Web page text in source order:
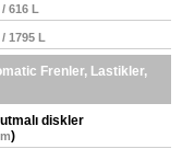
/ 616 L
/ 1795 L
Frenler, Lastikler,
diskler
)